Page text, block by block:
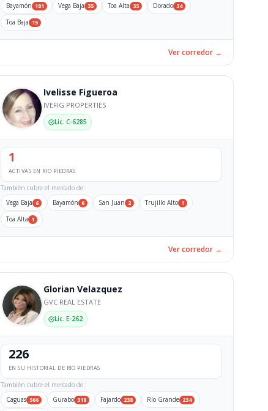
Bayamón 181 Vega Baja 35 Toa Alta 35 Dorado 34
Toa Baja 15
Ver corredor →
Ivelisse Figueroa
IVEFIG PROPERTIES
Lic. C-6285
1
ACTIVAS EN RIO PIEDRAS
También cubre el mercado de:
Vega Baja 6 Bayamón 6 San Juan 2 Trujillo Alto 1
Toa Alta 1
Ver corredor →
Glorian Velazquez
GVC REAL ESTATE
Lic. E-262
226
EN SU HISTORIAL DE RIO PIEDRAS
También cubre el mercado de:
Caguas 566 Gurabo 318 Fajardo 238 Río Grande 234